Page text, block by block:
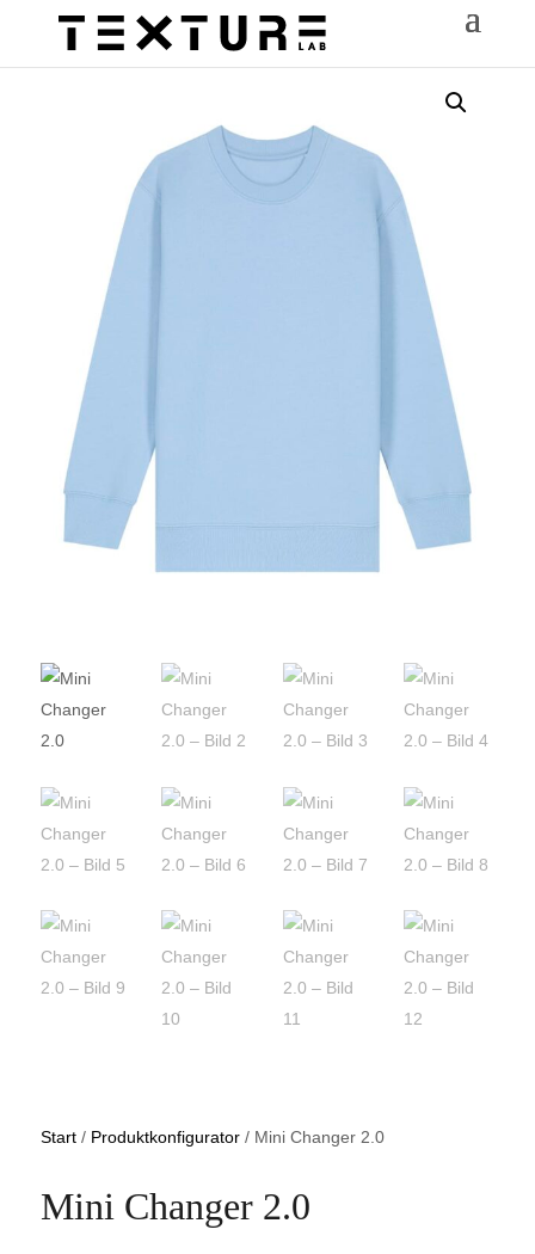
Start/ Produktkonfigurator/ Mini Changer 2.0
Mini Changer 2.0